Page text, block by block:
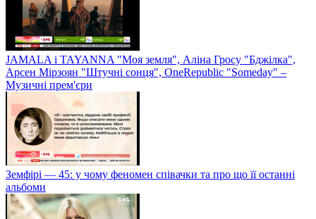
JAMALA і TAYANNA "Моя земля", Аліна Гросу "Бджілка",
Арсен Мірзоян "Штучні сонця", OneRepublic "Someday" –
Музичні прем'єри
Земфірі — 45: у чому феномен співачки та про що її останні
альбоми